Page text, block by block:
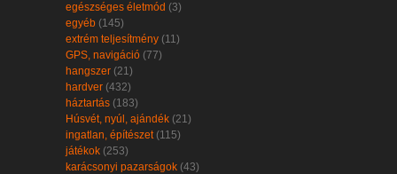
egészséges életmód (3)
egyéb (145)
extrém teljesítmény (11)
GPS, navigáció (77)
hangszer (21)
hardver (432)
háztartás (183)
Húsvét, nyúl, ajándék (21)
ingatlan, építészet(115)
játékok (253)
karácsonyi pazarságok (43)